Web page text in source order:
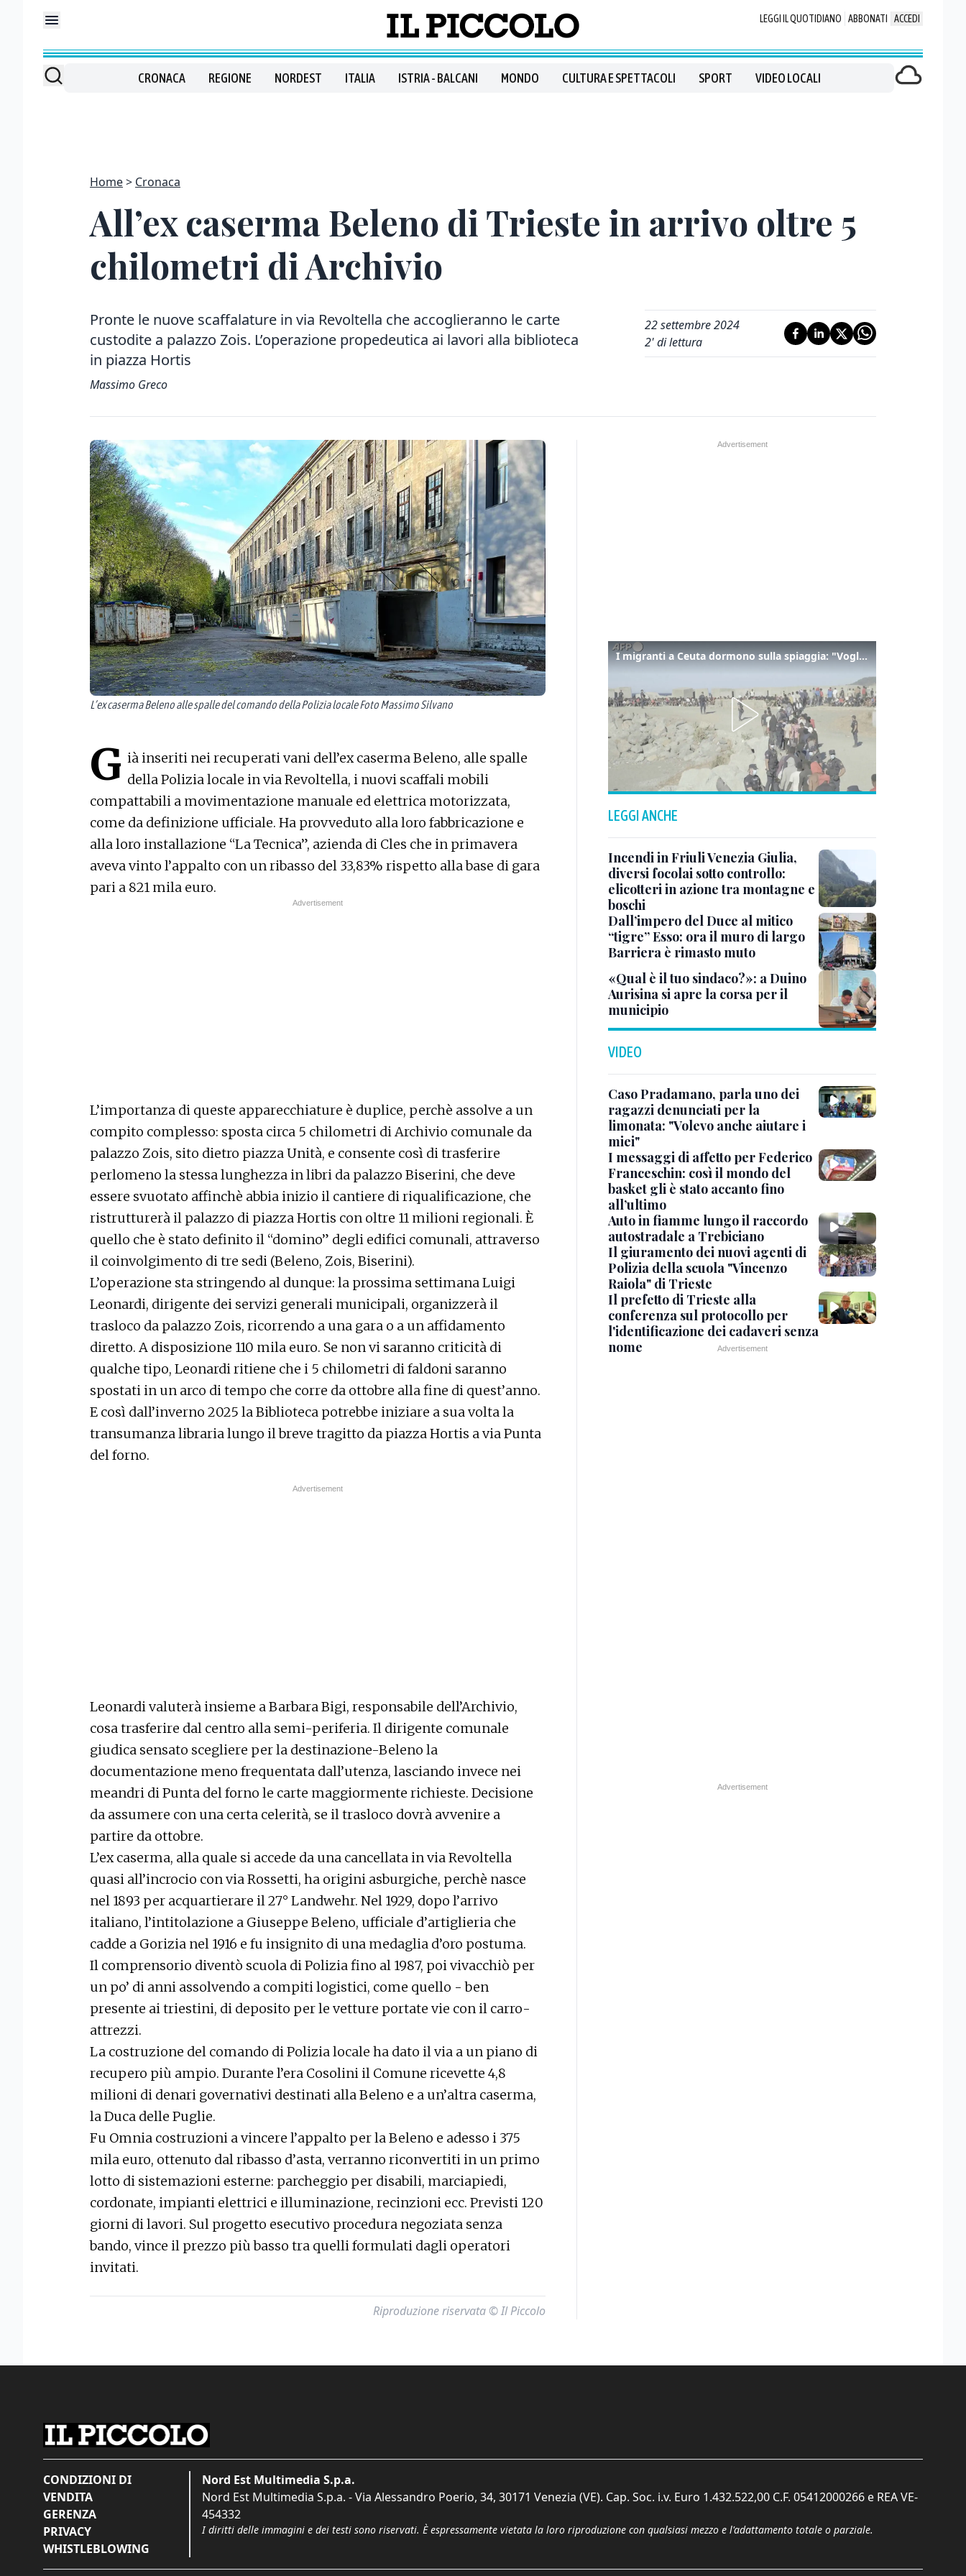
LEGGI IL QUOTIDIANO ABBONATI ACCEDI
CRONACA REGIONE NORDEST ITALIA ISTRIA - BALCANI MONDO CULTURA E SPETTACOLI SPORT VIDEO LOCALI
Home Cronaca
All’ex caserma Beleno di Trieste in arrivo oltre 5
chilometri di Archivio
Pronte le nuove scaffalature in via Revoltella che accoglieranno le carte
custodite a palazzo Zois. L’operazione propedeutica ai lavori alla biblioteca
in piazza Hortis
Massimo Greco
22 settembre 2024
2' di lettura
L’ex caserma Beleno alle spalle del comando della Polizia locale Foto Massimo Silvano
G ià inseriti nei recuperati vani dell’ex caserma Beleno, alle spalle
della Polizia locale in via Revoltella, i nuovi scaffali mobili
compattabili a movimentazione manuale ed elettrica motorizzata,
come da definizione ufficiale. Ha provveduto alla loro fabbricazione e
alla loro installazione “La Tecnica”, azienda di Cles che in primavera
aveva vinto l’appalto con un ribasso del 33,83% rispetto alla base di gara
pari a 821 mila euro.
L’importanza di queste apparecchiature è duplice, perchè assolve a un
compito complesso: sposta circa 5 chilometri di Archivio comunale da
palazzo Zois, sito dietro piazza Unità, e consente così di trasferire
perlomeno la stessa lunghezza in libri da palazzo Biserini, che deve
essere svuotato affinchè abbia inizio il cantiere di riqualificazione, che
ristrutturerà il palazzo di piazza Hortis con oltre 11 milioni regionali. È
quello che è stato definito il “domino” degli edifici comunali, attraverso
il coinvolgimento di tre sedi (Beleno, Zois, Biserini).
L’operazione sta stringendo al dunque: la prossima settimana Luigi
Leonardi, dirigente dei servizi generali municipali, organizzerà il
trasloco da palazzo Zois, ricorrendo a una gara o a un affidamento
diretto. A disposizione 110 mila euro. Se non vi saranno criticità di
qualche tipo, Leonardi ritiene che i 5 chilometri di faldoni saranno
spostati in un arco di tempo che corre da ottobre alla fine di quest’anno.
E così dall’inverno 2025 la Biblioteca potrebbe iniziare a sua volta la
transumanza libraria lungo il breve tragitto da piazza Hortis a via Punta
del forno.
Leonardi valuterà insieme a Barbara Bigi, responsabile dell’Archivio,
cosa trasferire dal centro alla semi-periferia. Il dirigente comunale
giudica sensato scegliere per la destinazione-Beleno la
documentazione meno frequentata dall’utenza, lasciando invece nei
meandri di Punta del forno le carte maggiormente richieste. Decisione
da assumere con una certa celerità, se il trasloco dovrà avvenire a
partire da ottobre.
L’ex caserma, alla quale si accede da una cancellata in via Revoltella
quasi all’incrocio con via Rossetti, ha origini asburgiche, perchè nasce
nel 1893 per acquartierare il 27° Landwehr. Nel 1929, dopo l’arrivo
italiano, l’intitolazione a Giuseppe Beleno, ufficiale d’artiglieria che
cadde a Gorizia nel 1916 e fu insignito di una medaglia d’oro postuma.
Il comprensorio diventò scuola di Polizia fino al 1987, poi vivacchiò per
un po’ di anni assolvendo a compiti logistici, come quello - ben
presente ai triestini, di deposito per le vetture portate vie con il carro-
attrezzi.
La costruzione del comando di Polizia locale ha dato il via a un piano di
recupero più ampio. Durante l’era Cosolini il Comune ricevette 4,8
milioni di denari governativi destinati alla Beleno e a un’altra caserma,
la Duca delle Puglie.
Fu Omnia costruzioni a vincere l’appalto per la Beleno e adesso i 375
mila euro, ottenuto dal ribasso d’asta, verranno riconvertiti in un primo
lotto di sistemazioni esterne: parcheggio per disabili, marciapiedi,
cordonate, impianti elettrici e illuminazione, recinzioni ecc. Previsti 120
giorni di lavori. Sul progetto esecutivo procedura negoziata senza
bando, vince il prezzo più basso tra quelli formulati dagli operatori
invitati.
Riproduzione riservata © Il Piccolo
I migranti a Ceuta dormono sulla spiaggia: "Vogliamo entrare in Europa"
LEGGI ANCHE
Incendi in Friuli Venezia Giulia,
diversi focolai sotto controllo:
elicotteri in azione tra montagne e
boschi
Dall’impero del Duce al mitico
“tigre” Esso: ora il muro di largo
Barriera è rimasto muto
«Qual è il tuo sindaco?»: a Duino
Aurisina si apre la corsa per il
municipio
VIDEO
Caso Pradamano, parla uno dei
ragazzi denunciati per la
limonata: "Volevo anche aiutare i
miei"
I messaggi di affetto per Federico
Franceschin: così il mondo del
basket gli è stato accanto fino
all’ultimo
Auto in fiamme lungo il raccordo
autostradale a Trebiciano
Il giuramento dei nuovi agenti di
Polizia della scuola "Vincenzo
Raiola" di Trieste
Il prefetto di Trieste alla
conferenza sul protocollo per
l'identificazione dei cadaveri senza
nome
CONDIZIONI DI
VENDITA
GERENZA
PRIVACY
WHISTLEBLOWING
Nord Est Multimedia S.p.a.
Nord Est Multimedia S.p.a. - Via Alessandro Poerio, 34, 30171 Venezia (VE). Cap. Soc. i.v. Euro 1.432.522,00 C.F. 05412000266 e REA VE-
454332
I diritti delle immagini e dei testi sono riservati. È espressamente vietata la loro riproduzione con qualsiasi mezzo e l'adattamento totale o parziale.